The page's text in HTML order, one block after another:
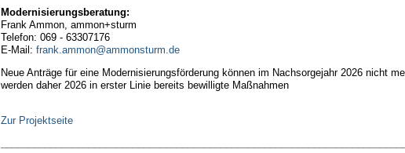
Modernisierungsberatung:
Frank Ammon, ammon+sturm
Telefon: 069 - 63307176
E-Mail: frank.ammon@ammonsturm.de
Neue Anträge für eine Modernisierungsförderung können im Nachsorgejahr 2026 nicht
werden daher 2026 in erster Linie bereits bewilligte Maßnahmen
Zur Projektseite